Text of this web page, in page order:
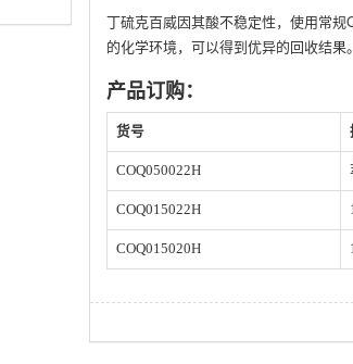
丁硫克百威因其酸不稳定性，使用常
的化学环境，可以得到优异的回收结果。
产品订购：
货号
COQ050022H
COQ015022H
COQ015020H